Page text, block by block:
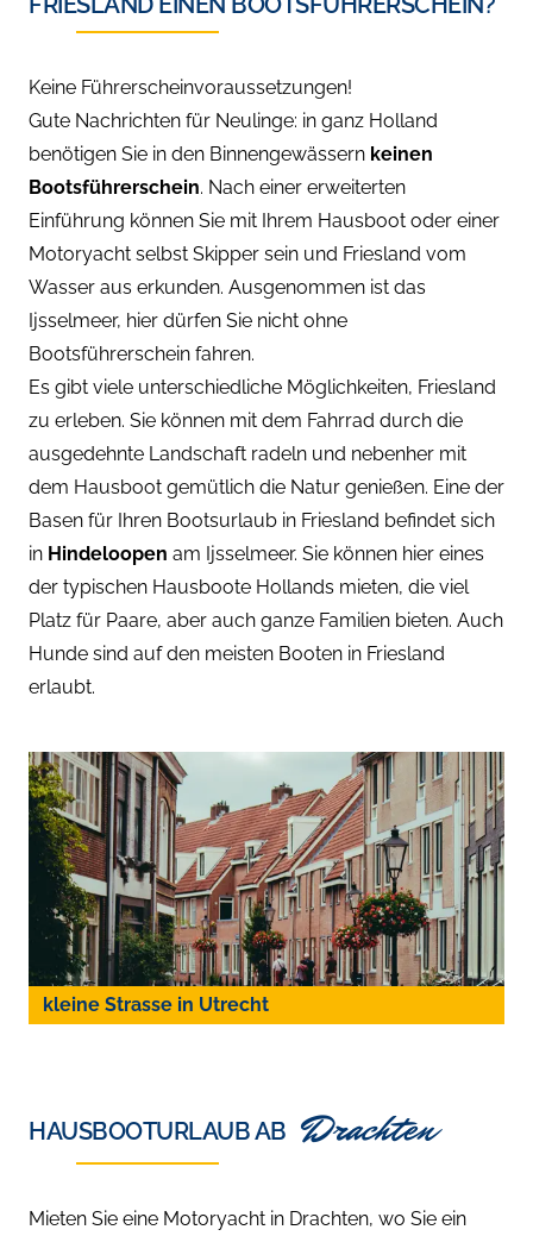
kleine Strasse in Utrecht
Keine Führerscheinvoraussetzungen!
Gute Nachrichten für Neulinge: in ganz Holland
benötigen Sie in den Binnengewässern keinen
Bootsführerschein. Nach einer erweiterten
Einführung können Sie mit Ihrem Hausboot oder einer
Motoryacht selbst Skipper sein und Friesland vom
Wasser aus erkunden. Ausgenommen ist das
Ijsselmeer, hier dürfen Sie nicht ohne
Bootsführerschein fahren.
Es gibt viele unterschiedliche Möglichkeiten, Friesland
zu erleben. Sie können mit dem Fahrrad durch die
ausgedehnte Landschaft radeln und nebenher mit
dem Hausboot gemütlich die Natur genießen. Eine der
Basen für Ihren Bootsurlaub in Friesland befindet sich
in Hindeloopen am Ijsselmeer. Sie können hier eines
der typischen Hausboote Hollands mieten, die viel
Platz für Paare, aber auch ganze Familien bieten. Auch
Hunde sind auf den meisten Booten in Friesland
erlaubt.
HAUSBOOTURLAUB AB Drachten
Mieten Sie eine Motoryacht in Drachten, wo Sie ein